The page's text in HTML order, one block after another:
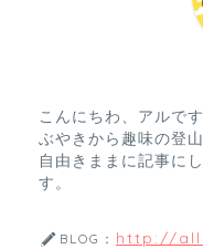
こんにちわ、アルで
ぶやきから趣味の登
自由きままに記事に
す。
BLOG： http://